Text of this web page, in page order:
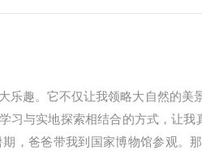
乐趣。它不仅让我领略大自然的美
习与实地探索相结合的方式，让
，爸爸带我到国家博物馆参观。